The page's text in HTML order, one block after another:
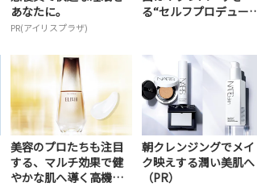
あなたに。
PR(アイリスプラザ)
る“セルフプロデュー
美容のプロたちも注目
する、マルチ効果で健
やかな肌へ導く高機能
朝クレンジングでメイ
ク映えする潤い美肌へ
（PR）